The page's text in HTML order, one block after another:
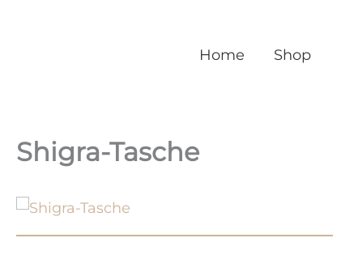
Home Shop
Shigra-Tasche